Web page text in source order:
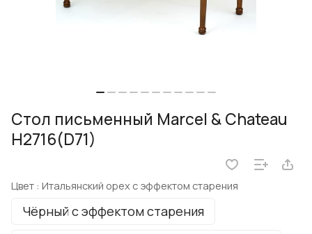
Стол письменный Marcel & Chateau
H2716(D71)
Цвет : Итальянский орех с эффектом старения
Чёрный с эффектом старения